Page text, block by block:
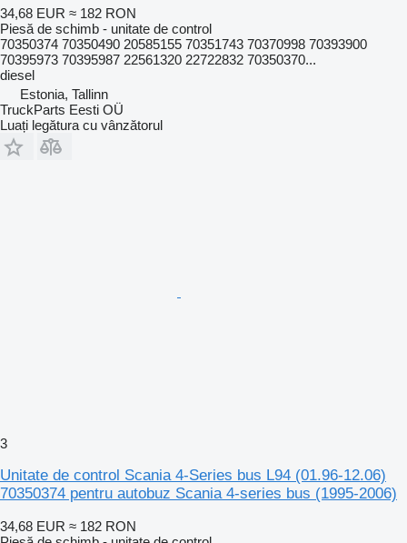
34,68 EUR ≈ 182 RON
Piesă de schimb - unitate de control
70350374 70350490 20585155 70351743 70370998 70393900
70395973 70395987 22561320 22722832 70350370...
diesel
Estonia, Tallinn
TruckParts Eesti OÜ
Luați legătura cu vânzătorul
3
Unitate de control Scania 4-Series bus L94 (01.96-12.06)
70350374 pentru autobuz Scania 4-series bus (1995-2006)
34,68 EUR ≈ 182 RON